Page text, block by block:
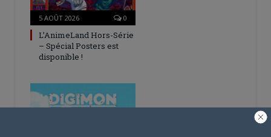
5 AOÛT 2026 0
L’AnimeLand Hors-Série
– Spécial Posters est
disponible !